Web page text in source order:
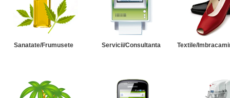
Sanatate/Frumusete Servicii/Consultanta Textile/